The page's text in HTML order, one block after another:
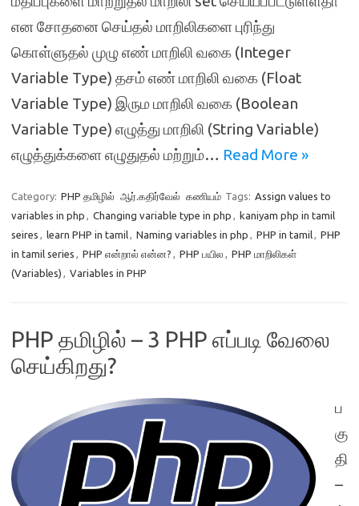
என சோதனை செய்தல் மாறிலிகளை புரிந்து
கொள்ளுதல் முழு எண் மாறிலி வகை (Integer
Variable Type) தசம் எண் மாறிலி வகை (Float
Variable Type) இரும மாறிலி வகை (Boolean
Variable Type) எழுத்து மாறிலி (String Variable)
எழுத்துக்களை எழுதுதல் மற்றும்… Read More »
Category: PHP தமிழில் ஆர்.கதிர்வேல் கணியம் Tags: Assign values to
variables in php , Changing variable type in php , kaniyam php in tamil
seires , learn PHP in tamil, Naming variables in php , PHP in tamil, PHP
in tamil series , PHP என்றால் என்ன? , PHP பயில , PHP மாறிலிகள்
(Variables) , Variables in PHP
PHP தமிழில் – 3 PHP எப்படி வேலை
செய்கிறது?
ப
கு
தி
–